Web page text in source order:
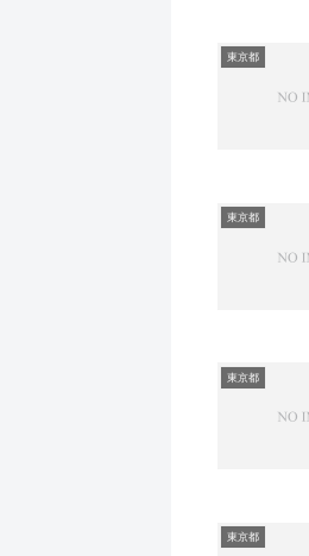
東京都
東京都
東京都
東京都